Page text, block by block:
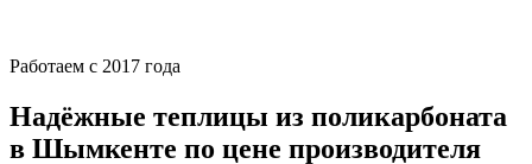
Работаем с 2017 года
Надёжные теплицы из поликарбоната
в Шымкенте по цене производителя